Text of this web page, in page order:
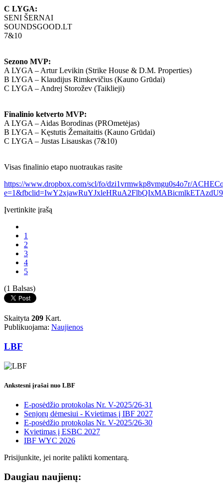
C LYGA:
SENI ŠERNAI
SOUNDSGOOD.LT
7&10
Sezono MVP:
A LYGA – Artur Levikin (Strike House & D.M. Properties)
B LYGA – Klaudijus Rimkevičius (Kauno Grūdai)
C LYGA – Andrej Storožev (Taiklieji)
Finalinio ketverto MVP:
A LYGA – Aidas Borodinas (PROmetėjas)
B LYGA – Kęstutis Žemaitaitis (Kauno Grūdai)
C LYGA – Justas Lisauskas (7&10)
Visas finalinio etapo nuotraukas rasite
https://www.dropbox.com/scl/fo/dzi1vrmwkp8vmgu0s4o7r/
Įvertinkite įrašą
1
2
3
4
5
(1 Balsas)
Skaityta 209 Kart.
Publikuojama: Naujienos
LBF
Ankstesni įrašai nuo LBF
E-posėdžio protokolas Nr. V-2025/26-31
Senjorų dėmesiui - Kvietimas į IBF 2027
E-posėdžio protokolas Nr. V-2025/26-30
Kvietimas į ESBC 2027
IBF WYC 2026
Prisijunkite, jei norite palikti komentarą.
Daugiau naujienų: